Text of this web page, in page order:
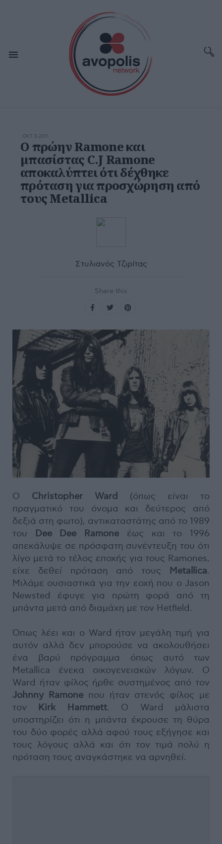
ΟΚΤ 3,2011
Ο πρώην Ramone και
μπασίστας C.J Ramone
αποκαλύπτει ότι δέχθηκε
πρόταση για προσχώρηση από
τους Metallica
Στυλιανός Τζιρίτας
Share this
Ο Christopher Ward
(όπως είναι το
πραγματικό του όνομα και δεύτερος από
δεξιά στη φωτο), αντικαταστάτης από το 1989
του
Dee Dee Ramone έως και το 1996
απεκάλυψε σε πρόσφατη συνέντευξη του ότι
λίγο μετά το τέλος εποχής για τους Ramones,
είχε δεθεί πρόταση από τους
Metallica.
Μιλάμε ουσιαστικά για την εοχή που ο Jason
Newsted έφυγε για πρώτη φορά από τη
μπάντα μετά από διαμάχη με τον Hetfield.
Όπως λέει και ο Ward ήταν μεγάλη τιμή για
αυτόν αλλά δεν μπορούσε να ακολουθήσει
ένα βαρύ πρόγραμμα όπως αυτό των
Metallica ένεκα οικογενειακών λόγων. Ο
Ward ήταν φίλος ήρθε συστημένος από τον
Johnny Ramoneπου ήταν στενός φίλος με
τον
Kirk Hammett. Ο Ward μάλιστα
υποστηρίζει ότι η μπάντα έκρουσε τη θύρα
του δύο φορές αλλά αφού τους εξήγησε και
τους λόγους αλλά και ότι τον τιμά πολύ η
πρόταση τους αναγκάστηκε να αρνηθεί.